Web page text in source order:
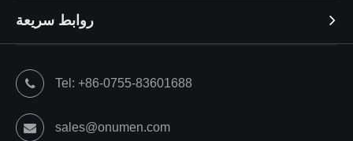
روابط سريعة
Tel: +86-0755-83601688
sales@onumen.com